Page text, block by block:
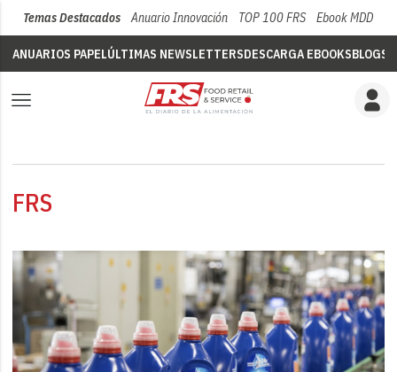
Temas Destacados Anuario Innovación TOP 100 FRS Ebook MDD
ANUARIOS PAPELÚLTIMAS NEWSLETTERSDESCARGA EBOOKSBLOGS
FRS